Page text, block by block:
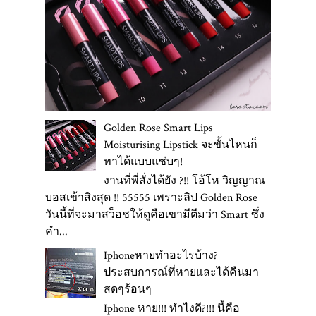
Golden Rose Smart Lips
Moisturising Lipstick จะขั้นไหนก็
ทาได้แบบแซ่บๆ!
งานที่พี่สั่งได้ยัง ?!! โอ้โห วิญญาณ
บอสเข้าสิงสุด !! 55555 เพราะลิป Golden Rose
วันนี้ที่จะมาสว็อชให้ดูคือเขามีตีมว่า Smart ซึ่ง
คำ...
Iphoneหายทำอะไรบ้าง?
ประสบการณ์ที่หายและได้คืนมา
สดๆร้อนๆ
Iphone หาย!!! ทำไงดี?!!! นี้คือ